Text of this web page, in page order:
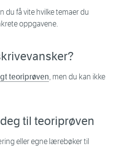
du få vite hvilke temaer du
oppgavene.
teoriprøven, men du kan ikke
til teoriprøven
eller egne lærebøker til